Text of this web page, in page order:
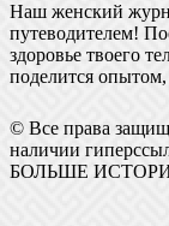
Наш женский
путеводителем!
здоровье твоего
поделится
© Все права
наличии
БОЛЬШЕ